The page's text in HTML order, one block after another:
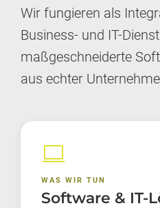
Wir fungieren als
Business- und IT-
maßgeschneiderte
aus echter
computer
WAS WIR TUN
Software & IT-